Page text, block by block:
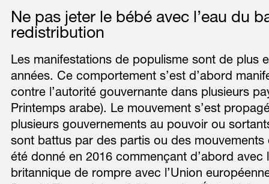
Ne pas jeter le bébé avec l’eau du
redistribution
Les manifestations de populisme sont de plus
années. Ce comportement s’est d’abord
contre l’autorité gouvernante dans plusieurs
Printemps arabe). Le mouvement s’est
plusieurs gouvernements au pouvoir ou
sont battus par des partis ou des
été donné en 2016 commençant d’abord avec
britannique de rompre avec l’Union